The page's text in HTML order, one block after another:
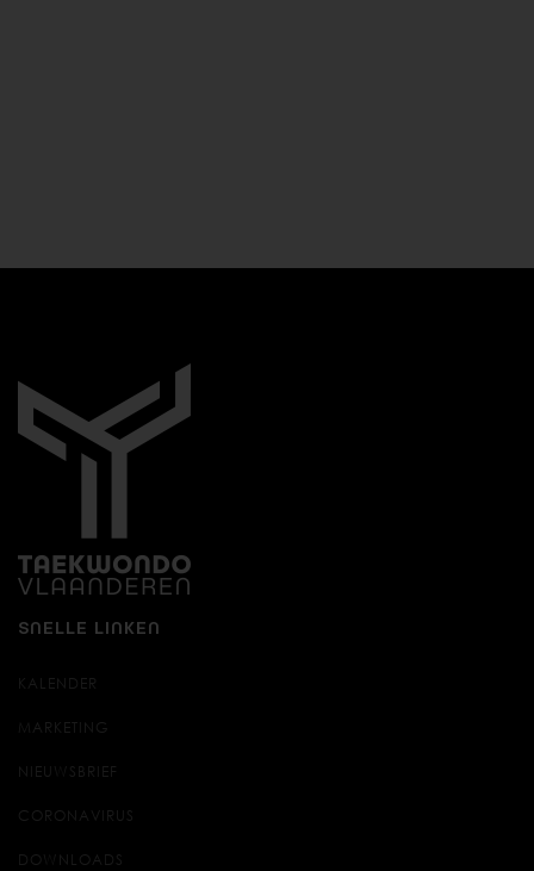
SNELLE LINKEN
KALENDER
MARKETING
NIEUWSBRIEF
CORONAVIRUS
DOWNLOADS